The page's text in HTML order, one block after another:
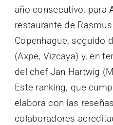
año consecutivo, para
restaurante de
Copenhague, seguido
(Axpe, Vizcaya) y, en
del chef Jan Hartwig
Este ranking, que
elabora con las
colaboradores